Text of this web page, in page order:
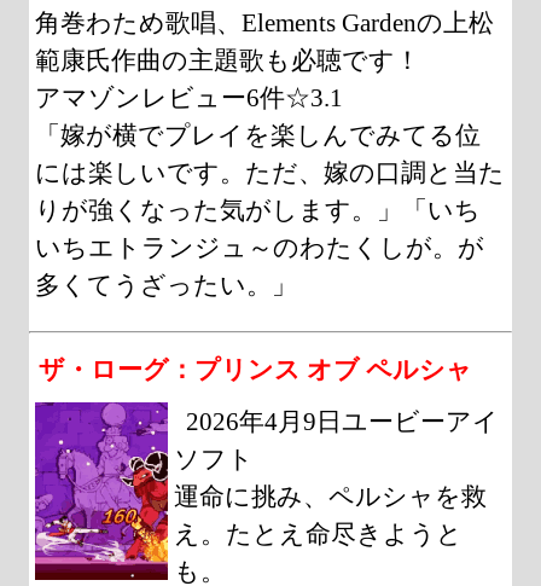
角巻わため歌唱、Elements Gardenの上松
範康氏作曲の主題歌も必聴です！
アマゾンレビュー6件☆3.1
「嫁が横でプレイを楽しんでみてる位
には楽しいです。ただ、嫁の口調と当た
りが強くなった気がします。」「いち
いちエトランジュ～のわたくしが。が
多くてうざったい。」
ザ・ローグ：プリンス オブ ペルシャ
2026年4月9日ユービーアイ
ソフト
運命に挑み、ペルシャを救
え。たとえ命尽きようと
も。